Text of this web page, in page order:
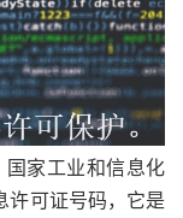
家工业和信息化
许可证号码，它是